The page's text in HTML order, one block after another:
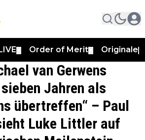
Order of Merit Originale
van Gerwens
Jahren als
übertreffen“ – Paul
Luke Littler auf